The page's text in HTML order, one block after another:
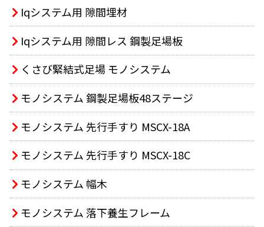
Iqシステム用 隙間埋材
Iqシステム用 隙間レス 鋼製足場板
くさび緊結式足場 モノシステム
モノシステム 鋼製足場板48ステージ
モノシステム 先行手すり MSCX-18A
モノシステム 先行手すり MSCX-18C
モノシステム 幅木
モノシステム 落下養生フレーム